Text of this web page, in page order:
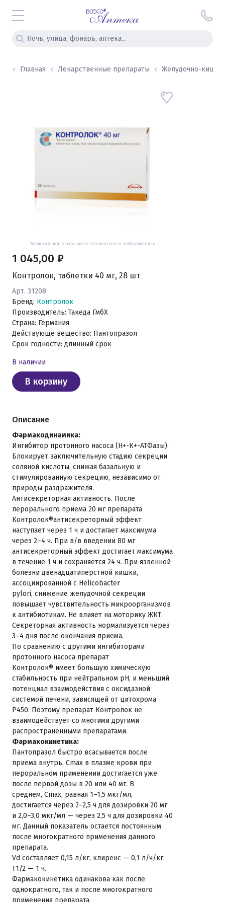
Главная Лекарственные препараты Желудочно-
Внешний вид товара может отличаться от изображённого
Контролок, таблетки 40 мг, 28 шт
Арт. 31208
Бренд: Контролок
Производитель: Такеда ГмбХ
Страна: Германия
Действующе вещество: Пантопразол
Срок годности: длинный срок
1 045,00 ₽
В наличии
В корзину
Описание
Фармакодинамика:
Ингибитор протонного насоса (Н+-К+-АТФазы).
Блокирует заключительную стадию секреции
соляной кислоты, снижая базальную и
стимулированную секрецию, независимо от
природы раздражителя.
Антисекреторная активность. После
перорального приема 20 мг препарата
Контролок®антисекреторный эффект
наступает через 1 ч и достигает максимума
через 2–4 ч. При в/в введении 80 мг
антисекреторный эффект достигает максимума
в течение 1 ч и сохраняется 24 ч. При язвенной
болезни двенадцатиперстной кишки,
ассоциированной с Helicobacter
pylori, снижение желудочной секреции
повышает чувствительность микроорганизмов
к антибиотикам. Не влияет на моторику ЖКТ.
Секреторная активность нормализуется через
3–4 дня после окончания приема.
По сравнению с другими ингибиторами
протонного насоса препарат
Контролок® имеет большую химическую
стабильность при нейтральном рН, и меньший
потенциал взаимодействия с оксидазной
системой печени, зависящей от цитохрома
Р450. Поэтому препарат Контролок не
взаимодействует со многими другими
распространенными препаратами.
Фармакокинетика:
Пантопразол быстро всасывается после
приема внутрь. Cmax в плазме крови при
пероральном применении достигается уже
после первой дозы в 20 или 40 мг. В
среднем, Cmax, равная 1–1,5 мкг/мл,
достигается через 2–2,5 ч для дозировки 20 мг
и 2,0–3,0 мкг/мл — через 2,5 ч для дозировки 40
мг. Данный показатель остается постоянным
после многократного применения данного
препарата.
Vd составляет 0,15 л/кг, клиренс — 0,1 л/ч/кг.
T1/2 — 1 ч.
Фармакокинетика одинакова как после
однократного, так и после многократного
применения препарата.